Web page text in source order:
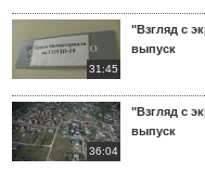
31:45
"Взгляд с
выпуск
36:04
"Взгляд с
выпуск